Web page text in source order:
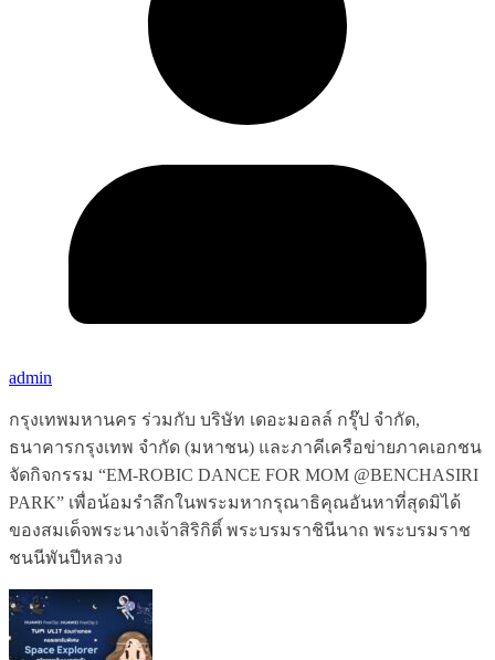
admin
กรุงเทพมหานคร ร่วมกับ บริษัท เดอะมอลล์ กรุ๊ป จำกัด,
ธนาคารกรุงเทพ จำกัด (มหาชน) และภาคีเครือข่ายภาคเอกชน
จัดกิจกรรม “EM-ROBIC DANCE FOR MOM @BENCHASIRI
PARK” เพื่อน้อมรำลึกในพระมหากรุณาธิคุณอันหาที่สุดมิได้
ของสมเด็จพระนางเจ้าสิริกิติ์ พระบรมราชินีนาถ พระบรมราช
ชนนีพันปีหลวง